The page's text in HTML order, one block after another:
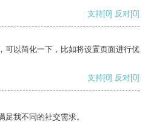
支持[0] 反对[0]
可以简化一下，比如将设置页面进行优
支持[0] 反对[0]
我不同的社交需求。